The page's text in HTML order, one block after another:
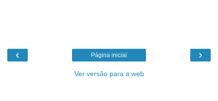
‹ ›
Página inicial
Ver versão para a web